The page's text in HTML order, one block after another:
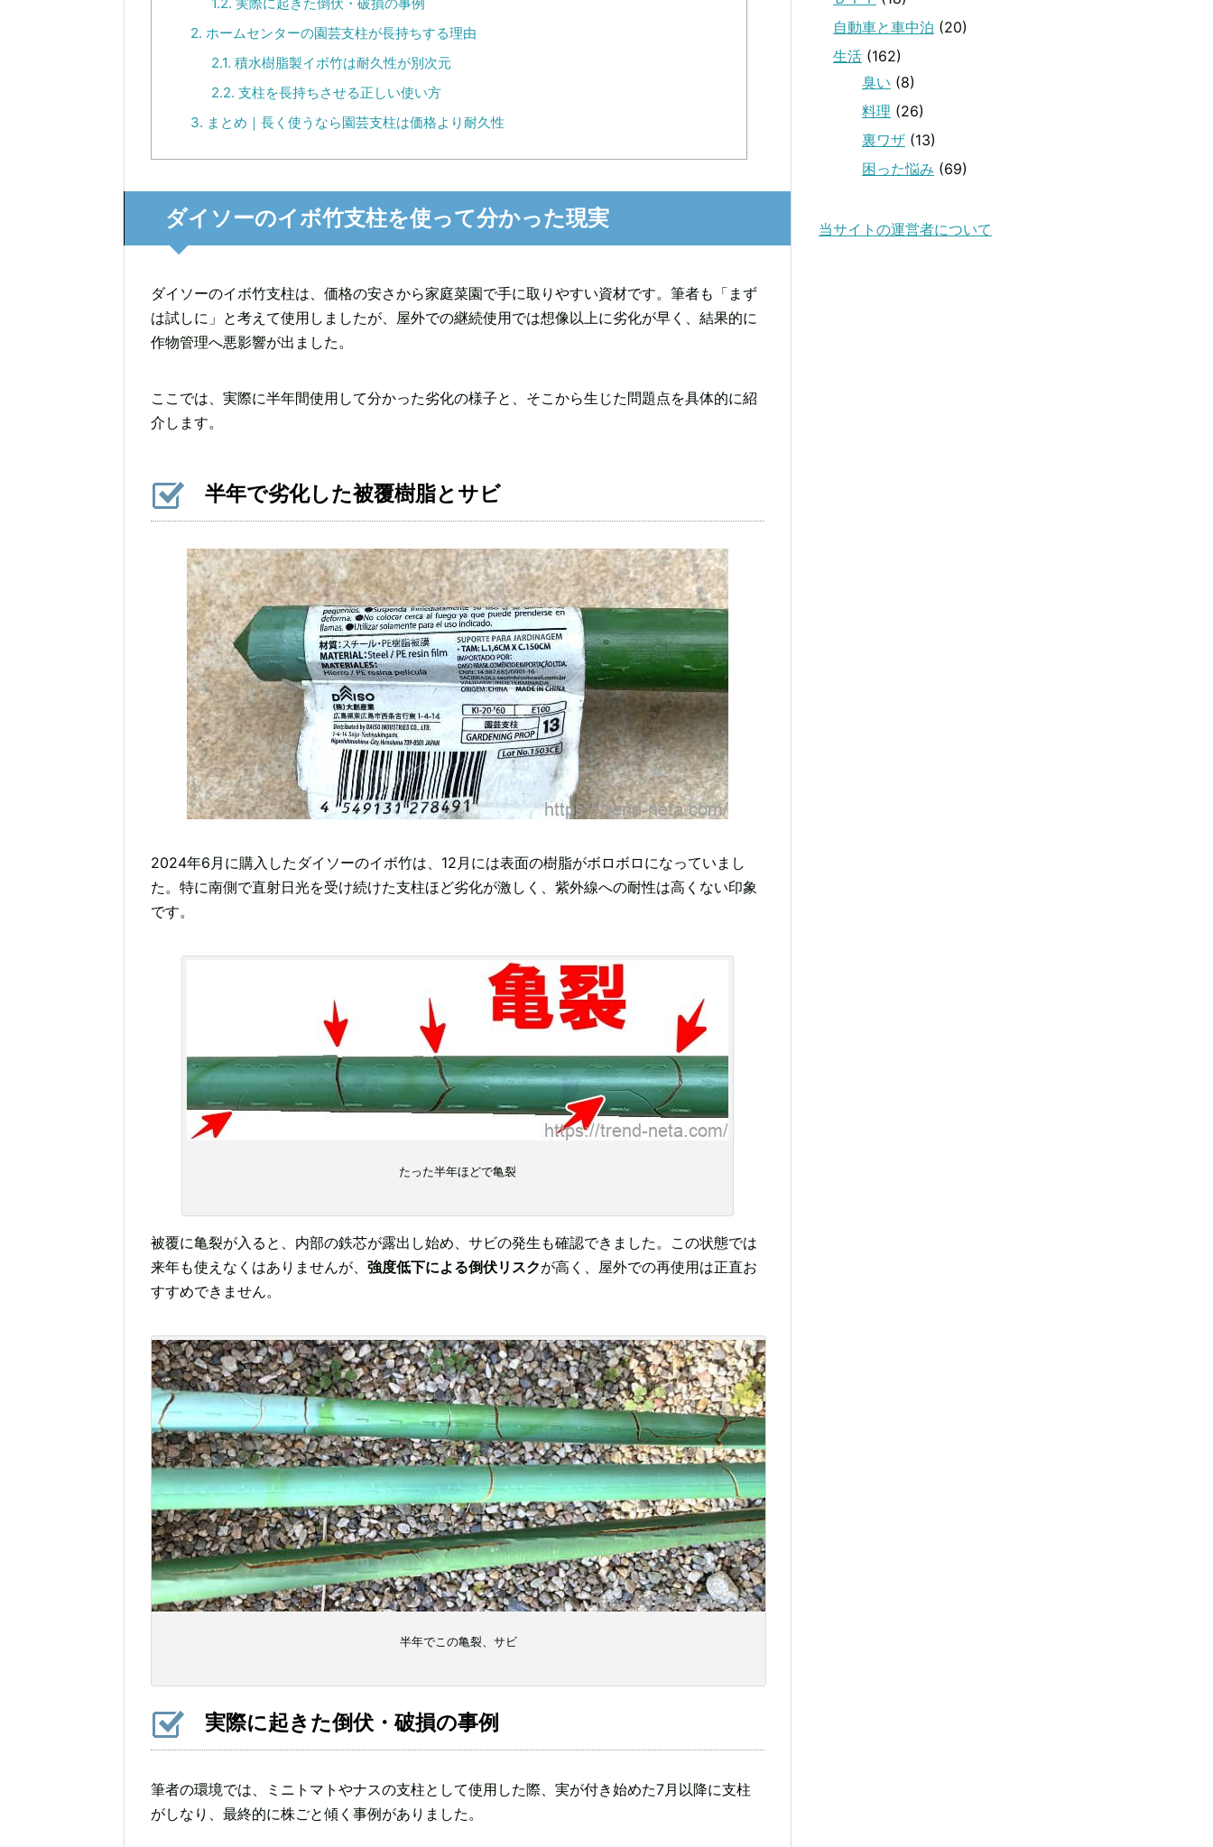
2. ホームセンターの園芸支柱が長持ちする理由
2.1. 積水樹脂製イボ竹は耐久性が別次元
2.2. 支柱を長持ちさせる正しい使い方
3. まとめ｜長く使うなら園芸支柱は価格より耐久性
ダイソーのイボ竹支柱を使って分かった現実
ダイソーのイボ竹支柱は、価格の安さから家庭菜園で手に取りやすい資材です。筆者も「まず
は試しに」と考えて使用しましたが、屋外での継続使用では想像以上に劣化が早く、結果的に
作物管理へ悪影響が出ました。
ここでは、実際に半年間使用して分かった劣化の様子と、そこから生じた問題点を具体的に紹
介します。
半年で劣化した被覆樹脂とサビ
2024年6月に購入したダイソーのイボ竹は、12月には表面の樹脂がボロボロになっていまし
た。特に南側で直射日光を受け続けた支柱ほど劣化が激しく、紫外線への耐性は高くない印象
です。
たった半年ほどで亀裂
被覆に亀裂が入ると、内部の鉄芯が露出し始め、サビの発生も確認できました。この状態では
来年も使えなくはありませんが、 強度低下による倒伏リスクが高く、屋外での再使用は正直お
すすめできません。
半年でこの亀裂、サビ
実際に起きた倒伏・破損の事例
筆者の環境では、ミニトマトやナスの支柱として使用した際、実が付き始めた7月以降に支柱
がしなり、最終的に株ごと傾く事例がありました。
自動車と車中泊 (20)
生活 (162)
臭い (8)
料理 (26)
裏ワザ (13)
困った悩み (69)
当サイトの運営者について